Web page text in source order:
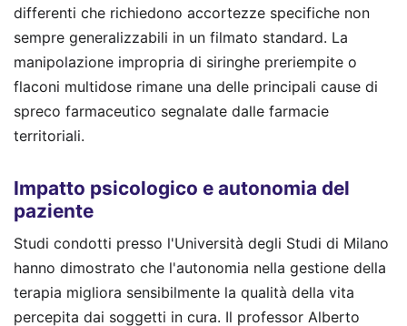
differenti che richiedono accortezze specifiche non
sempre generalizzabili in un filmato standard. La
manipolazione impropria di siringhe preriempite o
flaconi multidose rimane una delle principali cause di
spreco farmaceutico segnalate dalle farmacie
territoriali.
Impatto psicologico e autonomia del
paziente
Studi condotti presso l'Università degli Studi di Milano
hanno dimostrato che l'autonomia nella gestione della
terapia migliora sensibilmente la qualità della vita
percepita dai soggetti in cura. Il professor Alberto